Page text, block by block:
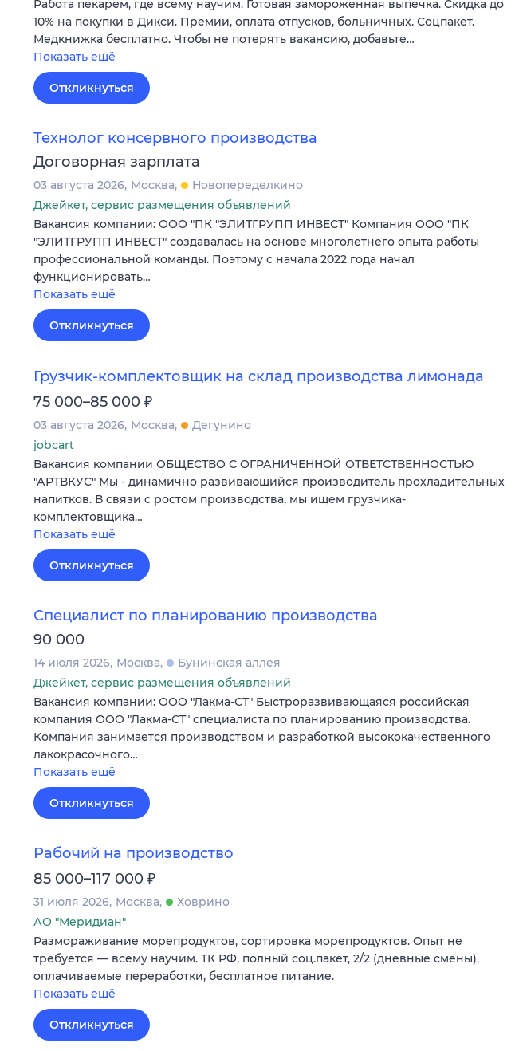
Работа пекарем, где всему научим. Готовая замороженная выпечка. Скидка до
10% на покупки в Дикси. Премии, оплата отпусков, больничных. Соцпакет.
Медкнижка бесплатно. Чтобы не потерять вакансию, добавьте…
Показать ещё
Откликнуться
Технолог консервного производства
Договорная зарплата
03 августа 2026 Москва
Новопеределкино
Джейкет, сервис размещения объявлений
Вакансия компании: ООО "ПК "ЭЛИТГРУПП ИНВЕСТ" Компания ООО "ПК
"ЭЛИТГРУПП ИНВЕСТ" создавалась на основе многолетнего опыта работы
профессиональной команды. Поэтому с начала 2022 года начал
функционировать…
Показать ещё
Откликнуться
Грузчик-комплектовщик на склад производства лимонада
75 000–85 000 ₽
03 августа 2026 Москва
Дегунино
jobcart
Вакансия компании ОБЩЕСТВО С ОГРАНИЧЕННОЙ ОТВЕТСТВЕННОСТЬЮ
"АРТВКУС" Мы - динамично развивающийся производитель прохладительных
напитков. В связи с ростом производства, мы ищем грузчика-
комплектовщика…
Показать ещё
Откликнуться
Специалист по планированию производства
90 000
14 июля 2026 Москва
Бунинская аллея
Джейкет, сервис размещения объявлений
Вакансия компании: ООО "Лакма-СТ" Быстроразвивающаяся российская
компания ООО "Лакма-СТ" специалиста по планированию производства.
Компания занимается производством и разработкой высококачественного
лакокрасочного…
Показать ещё
Откликнуться
Рабочий на производство
85 000–117 000 ₽
31 июля 2026 Москва
Ховрино
АО "Меридиан"
Размораживание морепродуктов, сортировка морепродуктов. Опыт не
требуется — всему научим. ТК РФ, полный соц.пакет, 2/2 (дневные смены),
оплачиваемые переработки, бесплатное питание.
Показать ещё
Откликнуться